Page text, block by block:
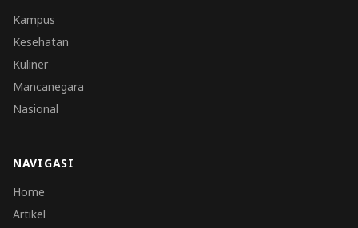
Kampus
Kesehatan
Kuliner
Mancanegara
Nasional
NAVIGASI
Home
Artikel